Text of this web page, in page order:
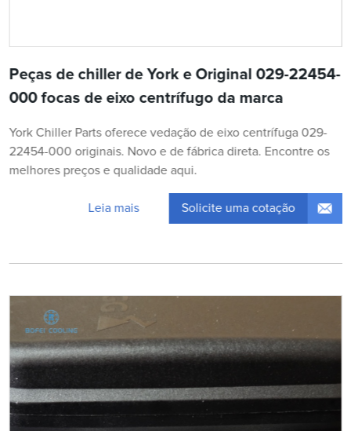
Peças de chiller de York e Original 029-22454-
000 focas de eixo centrífugo da marca
York Chiller Parts oferece vedação de eixo centrífuga 029-
22454-000 originais. Novo e de fábrica direta. Encontre os
melhores preços e qualidade aqui.
Leia mais Solicite uma cotação